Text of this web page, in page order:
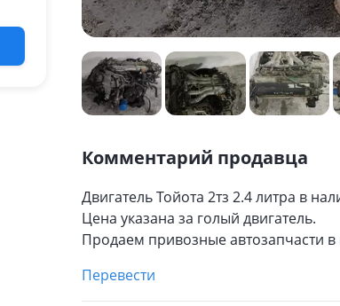
Комментарий продавца
Двигатель Тойота 2тз 2.4 литра в
Цена указана за голый двигатель.
Продаем привозные автозапчасти
Перевести